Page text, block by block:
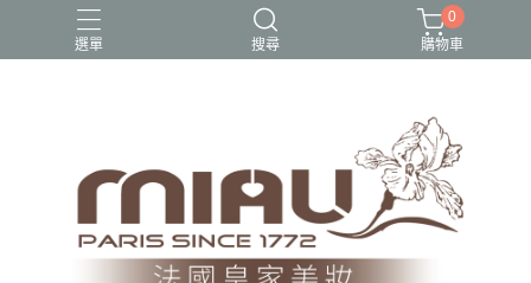
選單 搜尋
2023熱銷口碑專區
美白、保濕
超值組合商品
隱私美$1212快閃價
0
購物車